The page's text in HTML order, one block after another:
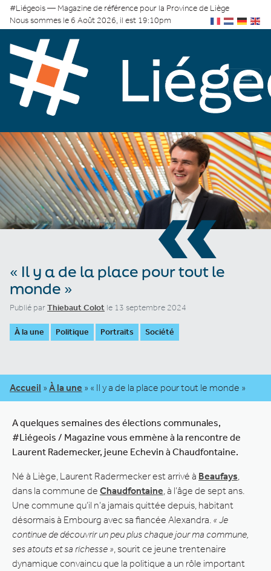
#Liégeois — Magazine de référence pour la Province de Liège
Nous sommes le 6 Août 2026, il est 19:10pm
«
« Il y a de la place pour tout le
monde »
Publié parThiebaut Colot le 13 septembre 2024
À la une Politique Portraits Société
Accueil » À la une » « Il y a de la place pour tout le monde »
A quelques semaines des élections communales,
#Liégeois / Magazine vous emmène à la rencontre de
Laurent Rademecker, jeune Echevin à Chaudfontaine.
Né à Liège, Laurent Radermecker est arrivé à Beaufays
dans la commune de Chaudfontaine , à l’âge de sept ans.
Une commune qu’il n’a jamais quittée depuis, habitant
désormais à Embourg avec sa fiancée Alexandra. « Je
continue de découvrir un peu plus chaque jour ma commune,
ses atouts et sa richesse » , sourit ce jeune trentenaire
dynamique convaincu que la politique a un rôle important